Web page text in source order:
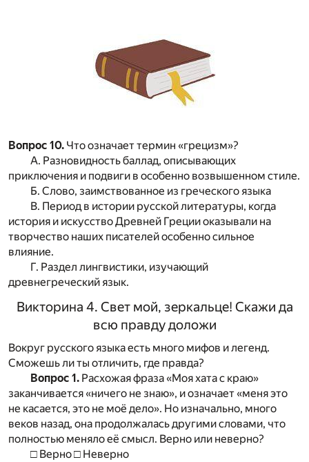
Вопрос 10. Что означает термин «грецизм»?
А. Разновидность баллад, описывающих
приключения и подвиги в особенно возвышенном стиле.
Б. Слово, заимствованное из греческого языка
В. Период в истории русской литературы, когда
история и искусство Древней Греции оказывали на
творчество наших писателей особенно сильное
влияние.
Г. Раздел лингвистики, изучающий
древнегреческий язык.
Викторина 4. Свет мой, зеркальце! Скажи да
всю правду доложи
Вокруг русского языка есть много мифов и легенд.
Сможешь ли ты отличить, где правда?
Вопрос 1. Расхожая фраза «Моя хата с краю»
заканчивается «ничего не знаю», и означает «меня это
не касается, это не моё дело». Но изначально, много
веков назад, она продолжалась другими словами, что
полностью меняло её смысл. Верно или неверно?
□ Верно □ Неверно